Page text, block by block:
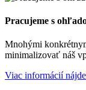
Pracujeme s
Mnohými
minimalizovať náš
Viac informácií